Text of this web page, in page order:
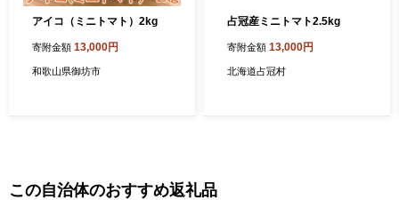
アイコ（ミニトマト）2kg
寄附金額 13,000円
和歌山県御坊市
占冠産ミニトマト2.5kg
寄附金額 13,000円
北海道占冠村
この自治体のおすすめ返礼品